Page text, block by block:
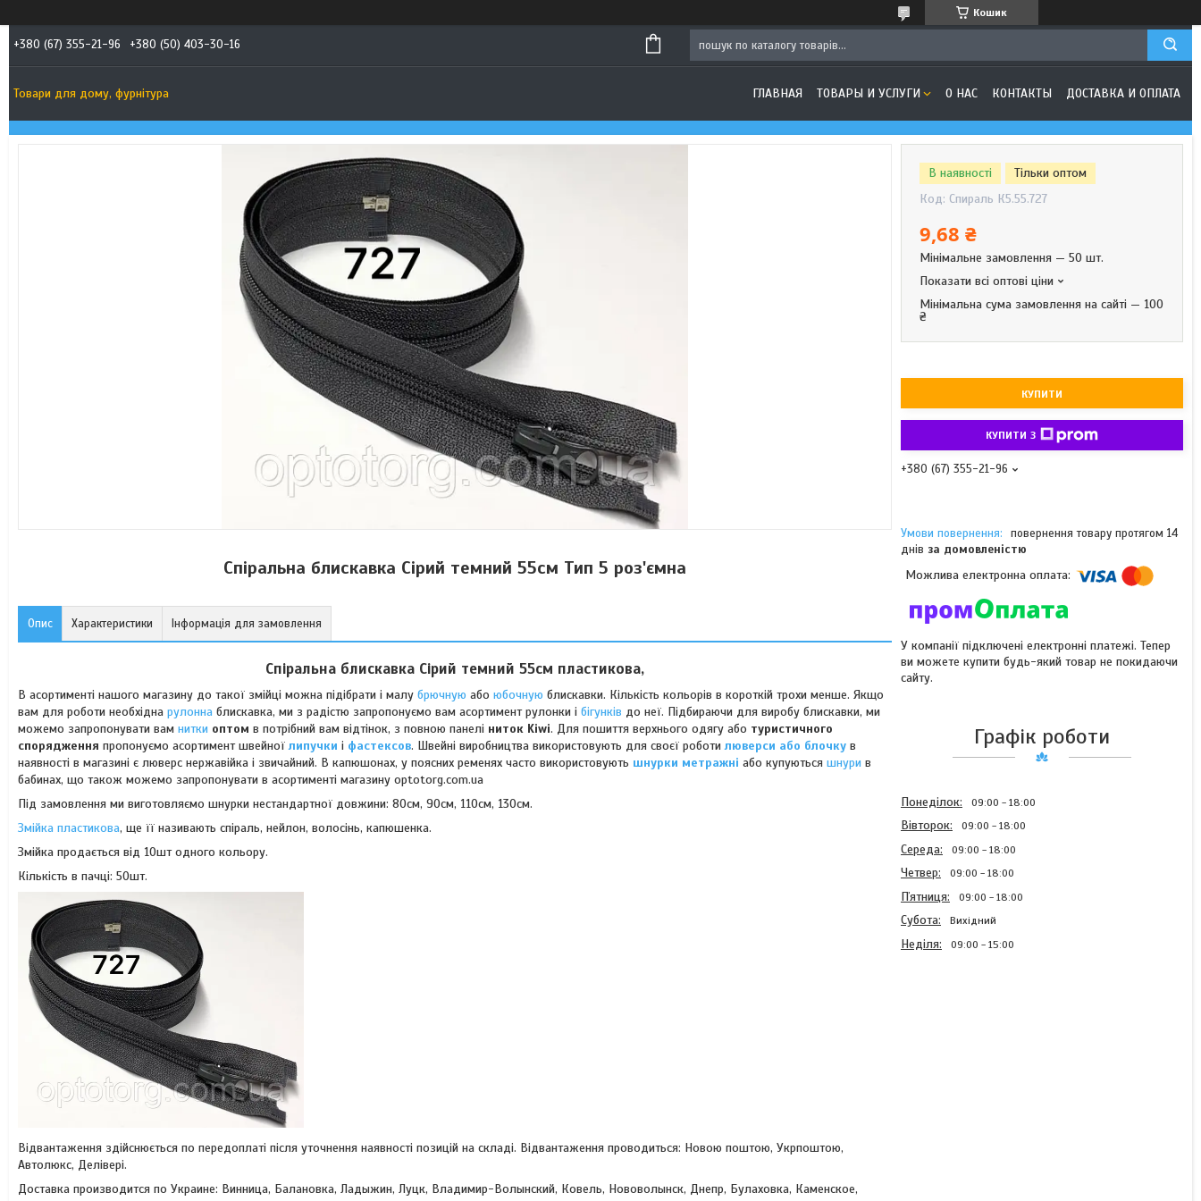
Кошик
+380 (67) 355-21-96 +380 (50) 403-30-16
Товари для дому, фурнітура ГЛАВНАЯ ТОВАРЫ И УСЛУГИ О НАС КОНТАКТЫ ДОСТАВКА И ОПЛАТА
Спіральна блискавка Сірий темний 55см Тип 5 роз'ємна
Опис Характеристики Інформація для замовлення
Спіральна блискавка Сірий темний 55см пластикова,
В асортименті нашого магазину до такої змійці можна підібрати і малу брючную або юбочную блискавки. Кількість кольорів в короткій трохи менше. Якщо
вам для роботи необхідна рулонна блискавка, ми з радістю запропонуємо вам асортимент рулонки і бігунків до неї. Підбираючи для виробу блискавки, ми
можемо запропонувати вам нитки оптом в потрібний вам відтінок, з повною панелі ниток Kiwi. Для пошиття верхнього одягу або туристичного
спорядження пропонуємо асортимент швейноїлипучки і фастексов. Швейні виробництва використовують для своєї роботилюверси або блочку в
наявності в магазині є люверс нержавійка і звичайний. В капюшонах, у поясних ременях часто використовують шнурки метражні або купуються шнури в
бабинах, що також можемо запропонувати в асортименті магазину optotorg.com.ua
Під замовлення ми виготовляємо шнурки нестандартної довжини: 80см, 90см, 110см, 130см.
Змійка пластикова, ще її називають спіраль, нейлон, волосінь, капюшенка.
Змійка продається від 10шт одного кольору.
Кількість в пачці: 50шт.
Відвантаження здійснюється по передоплаті після уточнення наявності позицій на складі. Відвантаження проводиться: Новою поштою, Укрпоштою,
Автолюкс, Делівері.
Доставка производится по Украине: Винница, Балановка, Ладыжин, Луцк, Владимир-Волынский, Ковель, Нововолынск, Днепр, Булаховка, Каменское,
В наявності
Тільки оптом
Код: Спираль К5.55.727
9,68 ₴
Мінімальне замовлення — 50 шт.
Показати всі оптові ціни
Мінімальна сума замовлення на сайті — 100
₴
КУПИТИ
КУПИТИ З
+380 (67) 355-21-96
повернення товару протягом 14
днів за домовленістю
У компанії підключені електронні платежі. Тепер
ви можете купити будь-який товар не покидаючи
сайту.
Графік роботи
Понеділок 09:00 18:00
Вівторок 09:00 18:00
Середа 09:00 18:00
Четвер 09:00 18:00
Пʼятниця 09:00 18:00
Субота Вихідний
Неділя 09:00 15:00